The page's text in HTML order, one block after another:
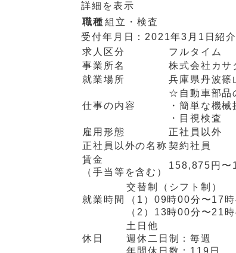
詳細を表示
職種 組立・検査
受付年月日： 2021年3月1日紹
求人区分
フルタイム
事業所名
株式会社カ
就業場所
兵庫県丹波篠
仕事の内容
☆自動車部品
・簡単な機械
・目視検査
雇用形態
正社員以外
正社員以外の名称 契約社員
賃金
（手当等を含む）
158,875円〜
就業時間
交替制（シフト制）
（1） 09時00分〜17時
（2） 13時00分〜21
休日
土日他
週休二日制：毎週
年間休日数： 119日